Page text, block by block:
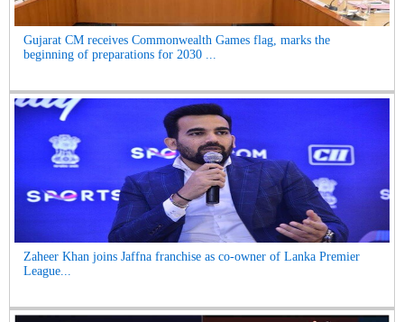
Gujarat CM receives Commonwealth Games flag, marks the
beginning of preparations for 2030 ...
Zaheer Khan joins Jaffna franchise as co-owner of Lanka Premier
League...